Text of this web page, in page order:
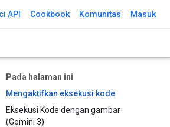
API Cookbook Komunitas Masuk
Pada halaman ini
Mengaktifkan eksekusi kode
Eksekusi Kode dengan gambar
(Gemini 3)